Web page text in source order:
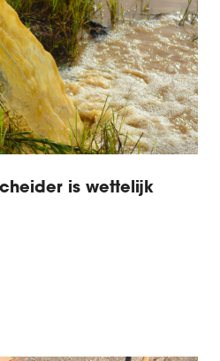
is wettelijk